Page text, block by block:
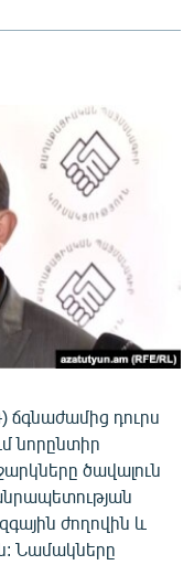
դուրս
նորընտիր
ծավալուն
ժողովին և
Նամակները